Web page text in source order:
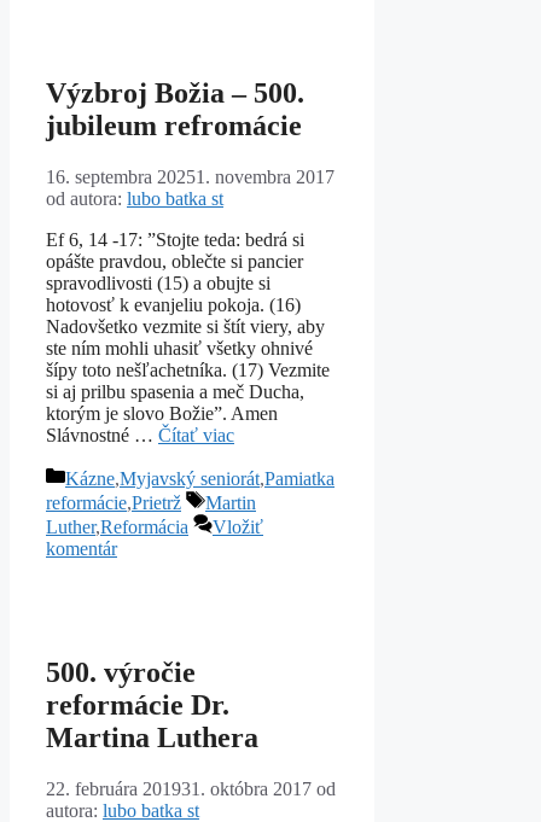
Výzbroj Božia – 500.
jubileum refromácie
16. septembra 20251. novembra 2017
od autora: lubo batka st
Ef 6, 14 -17: ”Stojte teda: bedrá si
opášte pravdou, oblečte si pancier
spravodlivosti (15) a obujte si
hotovosť k evanjeliu pokoja. (16)
Nadovšetko vezmite si štít viery, aby
ste ním mohli uhasiť všetky ohnivé
šípy toto nešľachetníka. (17) Vezmite
si aj prilbu spasenia a meč Ducha,
ktorým je slovo Božie”. Amen
Slávnostné … Čítať viac
Kategórie
Kázne,Myjavský seniorát,Pamiatka
reformácie,Prietrž Značky
Martin
Luther,Reformácia
Vložiť
komentár
500. výročie
reformácie Dr.
Martina Luthera
22. februára 201931. októbra 2017 od
autora: lubo batka st